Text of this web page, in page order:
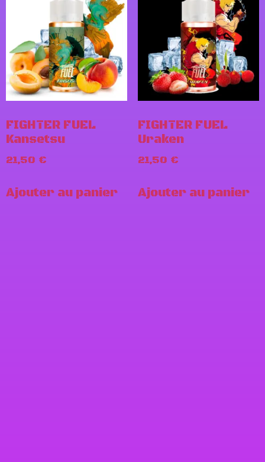
FIGHTER FUEL
Kansetsu
21,50 €
Ajouter au panier
FIGHTER FUEL
Uraken
21,50 €
Ajouter au panier